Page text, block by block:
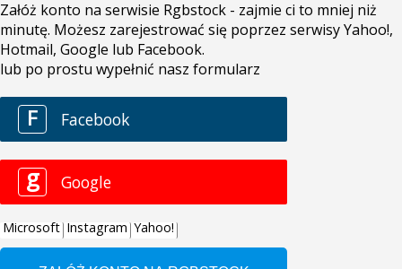
Załóż konto na serwisie Rgbstock - zajmie ci to mniej niż
minutę. Możesz zarejestrować się poprzez serwisy Yahoo!,
Hotmail, Google lub Facebook.
lub po prostu wypełnić nasz formularz
F Facebook
g Google
Microsoft Instagram Yahoo!